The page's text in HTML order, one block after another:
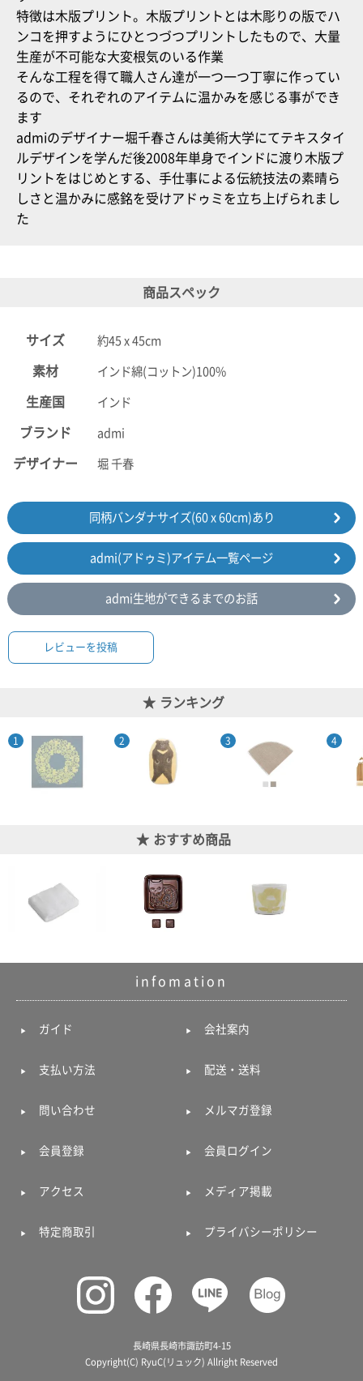
特徴は木版プリント。木版プリントとは木彫りの版でハ
ンコを押すようにひとつづつプリントしたもので、大量
生産が不可能な大変根気のいる作業
そんな工程を得て職人さん達が一つ一つ丁寧に作ってい
るので、それぞれのアイテムに温かみを感じる事ができ
ます
admiのデザイナー堀千春さんは美術大学にてテキスタイ
ルデザインを学んだ後2008年単身でインドに渡り木版プ
リントをはじめとする、手仕事による伝統技法の素晴ら
しさと温かみに感銘を受けアドゥミを立ち上げられまし
た
商品スペック
サイズ 約45 x 45cm
素材 インド綿(コットン)100%
生産国 インド
ブランド admi
デザイナー 堀 千春
同柄バンダナサイズ(60 x 60cm)あり
admi(アドゥミ)アイテム一覧ページ
admi生地ができるまでのお話
レビューを投稿
ランキング
おすすめ商品
infomation
ガイド 会社案内
支払い方法 配送・送料
問い合わせ メルマガ登録
会員登録 会員ログイン
アクセス メディア掲載
特定商取引 プライバシーポリシー
長崎県長崎市諏訪町4-15
Copyright(C) RyuC(リュック) Allright Reserved